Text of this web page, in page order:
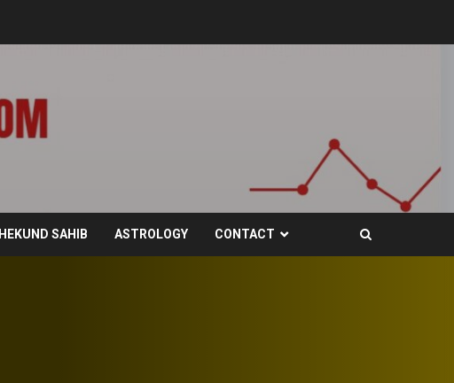
HEKUND SAHIB ASTROLOGY CONTACT